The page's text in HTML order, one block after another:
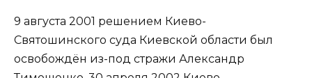
9 августа 2001 решением Киево-
Святошинского суда Киевской области был
освобождён из-под стражи Александр